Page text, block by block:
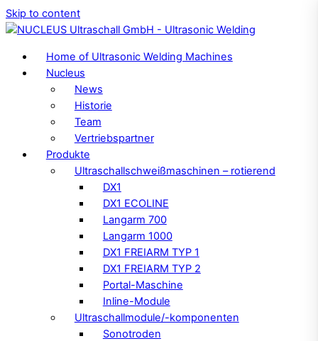
Skip to content
Home of Ultrasonic Welding Machines
Nucleus
News
Historie
Team
Vertriebspartner
Produkte
Ultraschallschweißmaschinen – rotierend
DX1
DX1 ECOLINE
Langarm 700
Langarm 1000
DX1 FREIARM TYP 1
DX1 FREIARM TYP 2
Portal-Maschine
Inline-Module
Ultraschallmodule/-komponenten
Sonotroden